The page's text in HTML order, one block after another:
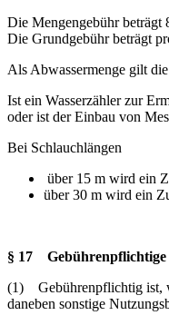
Die Mengengebühr beträgt
Die Grundgebühr beträgt
Als Abwassermenge gilt
Ist ein Wasserzähler zur
oder ist der Einbau von
Bei Schlauchlängen
über 15 m wird ein
über 30 m wird ein
§ 17 Gebührenpflichtige
(1) Gebührenpflichtig ist,
daneben sonstige